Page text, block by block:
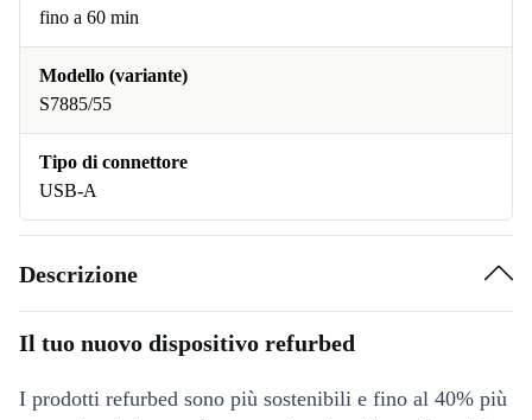
fino a 60 min
Modello (variante)
S7885/55
Tipo di connettore
USB-A
Descrizione
Il tuo nuovo dispositivo refurbed
I prodotti refurbed sono più sostenibili e fino al 40% più